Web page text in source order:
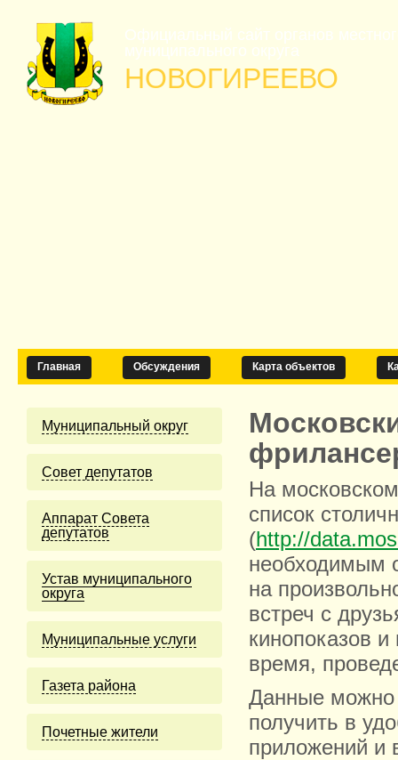
Официальный сайт органов
муниципального округа
НОВОГИРЕЕВО
Главная Обсуждения Карта объектов
Муниципальный округ
Cовет депутатов
Аппарат Совета
депутатов
Устав муниципального
округа
Муниципальные услуги
Газета района
Почетные жители
На
список
(http://
необходимым
на
встреч с
кинопоказов
время,
Данные можно
получить в
приложений и